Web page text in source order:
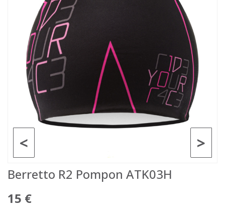
>
<
Berretto R2 Pompon ATK03H
15 €